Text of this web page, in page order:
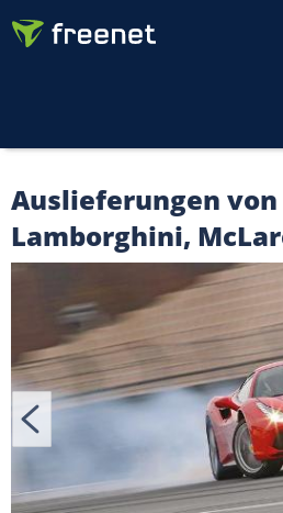
Auslieferungen
Lamborghini,